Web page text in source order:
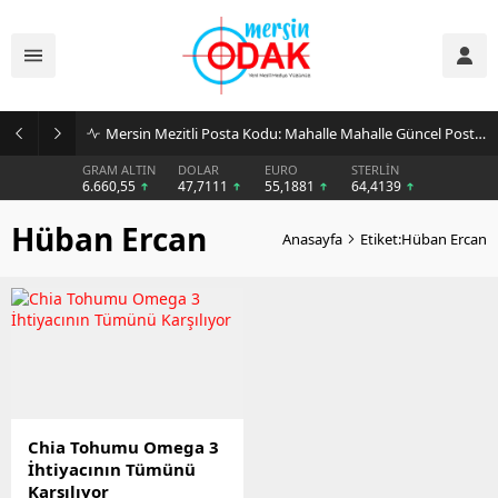
Mersin Mezitli Posta Kodu: Mahalle Mahalle Güncel Posta Kodu Rehberi
GRAM ALTIN
6.660,55
DOLAR
47,7111
EURO
55,1881
STERLİN
64,4139
Hüban Ercan Anasayfa Etiket:Hüban Ercan
Chia Tohumu Omega 3
İhtiyacının Tümünü
Karşılıyor